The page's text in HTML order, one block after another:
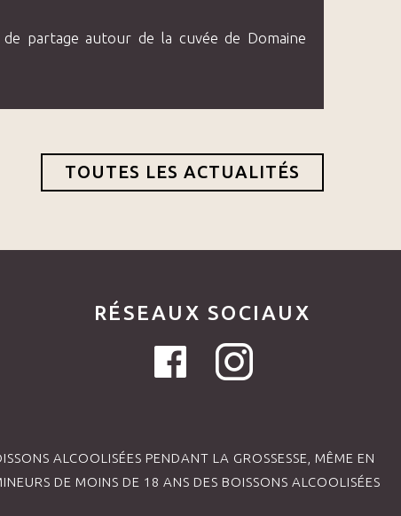
partage autour de la cuvée de Domaine
TOUTES LES ACTUALITÉS
RÉSEAUX SOCIAUX
ALCOOLISÉES PENDANT LA GROSSESSE, MÊME EN
DE MOINS DE 18 ANS DES BOISSONS ALCOOLISÉES